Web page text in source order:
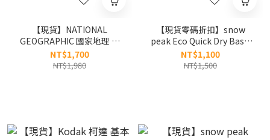
【現貨】NATIONAL
GEOGRAPHIC 國家地理 涼
感小logo短tee 兩件組
N265UPA010
NT$1,700
NT$1,980
【現貨零碼折扣】snow
peak Eco Quick Dry Basic
Short Sleeve T-shirt 印花
小logo 速乾 涼感 短tee
NT$1,100
NT$1,500